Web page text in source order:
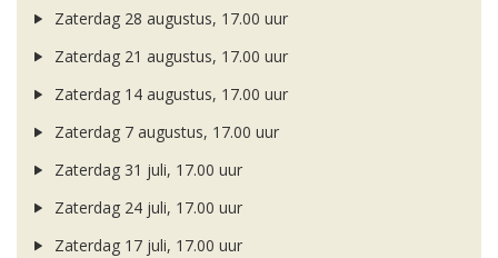
Zaterdag 28 augustus, 17.00 uur
Zaterdag 21 augustus, 17.00 uur
Zaterdag 14 augustus, 17.00 uur
Zaterdag 7 augustus, 17.00 uur
Zaterdag 31 juli, 17.00 uur
Zaterdag 24 juli, 17.00 uur
Zaterdag 17 juli, 17.00 uur